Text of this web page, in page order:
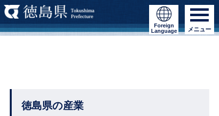
Foreign
Language
メニュー
徳島県の産業